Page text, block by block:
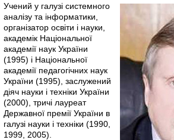
Учений у галузі системного
аналізу та інформатики,
організатор освіти і науки,
академік Національної
академії наук України
(1995) і Національної
академії педагогічних наук
України (1995), заслужений
діяч науки і техніки України
(2000), тричі лауреат
Державної премії України в
галузі науки і техніки (1990,
1999, 2005).